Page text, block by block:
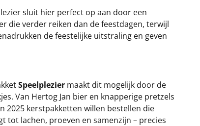
sluit hier perfect op aan door een
die verder reiken dan de feestdagen, terwijl
de feestelijke uitstraling en geven
Speelplezier maakt dit mogelijk door de
Van Hertog Jan bier en knapperige pretzels
2025 kerstpakketten willen bestellen die
tot lachen, proeven en samenzijn – precies